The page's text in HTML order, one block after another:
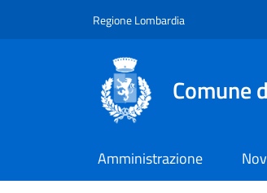
Regione Lombardia
Comune
Amministrazione